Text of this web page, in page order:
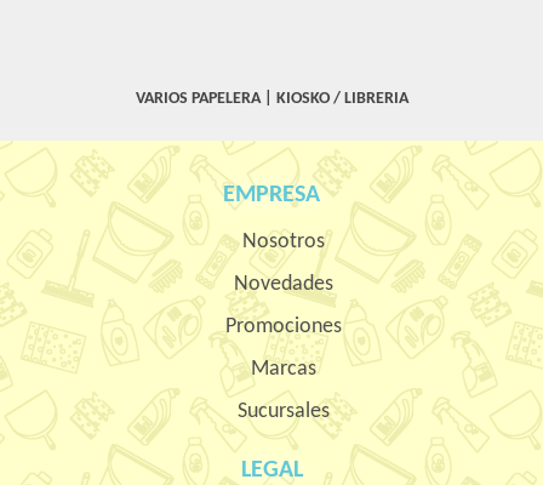
VARIOS PAPELERA| KIOSKO / LIBRERIA
EMPRESA
Nosotros
Novedades
Promociones
Marcas
Sucursales
LEGAL